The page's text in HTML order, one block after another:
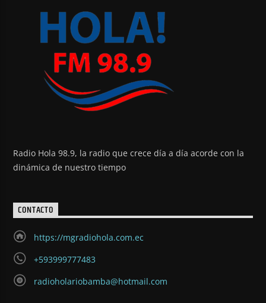
Radio Hola 98.9, la radio que crece día a día acorde con la
dinámica de nuestro tiempo
CONTACTO
https://mgradiohola.com.ec
+593999777483
radioholariobamba@hotmail.com